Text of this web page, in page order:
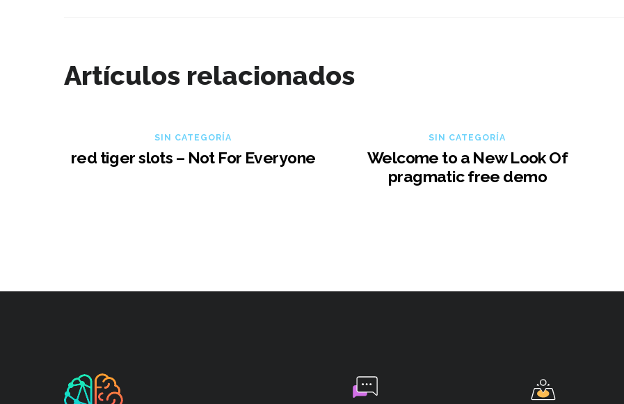
Artículos relacionados
SIN CATEGORÍA
red tiger slots – Not For Everyone
SIN CATEGORÍA
Welcome to a New Look Of
pragmatic free demo